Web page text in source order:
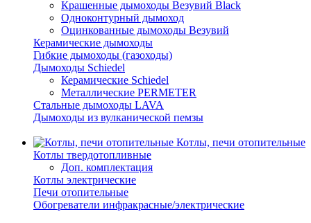
Крашенные дымоходы Везувий Black
Одноконтурный дымоход
Оцинкованные дымоходы Везувий
Керамические дымоходы
Гибкие дымоходы (газоходы)
Дымоходы Schiedel
Керамические Schiedel
Металлические PERMETER
Стальные дымоходы LAVA
Дымоходы из вулканической пемзы
Котлы, печи отопительные
Котлы твердотопливные
Доп. комплектация
Котлы электрические
Печи отопительные
Обогреватели инфракрасные/электрические